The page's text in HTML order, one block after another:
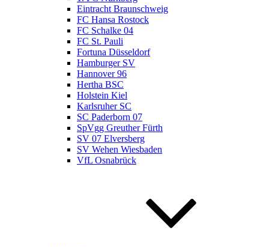
Eintracht Braunschweig
FC Hansa Rostock
FC Schalke 04
FC St. Pauli
Fortuna Düsseldorf
Hamburger SV
Hannover 96
Hertha BSC
Holstein Kiel
Karlsruher SC
SC Paderborn 07
SpVgg Greuther Fürth
SV 07 Elversberg
SV Wehen Wiesbaden
VfL Osnabrück